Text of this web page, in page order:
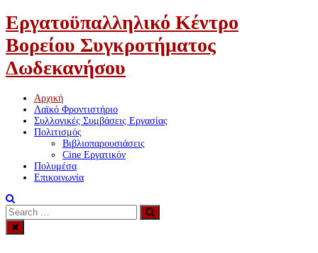
Εργατοϋπαλληλικό Κέντρο
Βορείου Συγκροτήματος
Δωδεκανήσου
Αρχική
Λαϊκό Φροντιστήριο
Συλλογικές Συμβάσεις Εργασίας
Πολιτισμός
Βιβλιοπαρουσιάσεις
Cine Εργατικόν
Πολυμέσα
Επικοινωνία
Search
for:
Search